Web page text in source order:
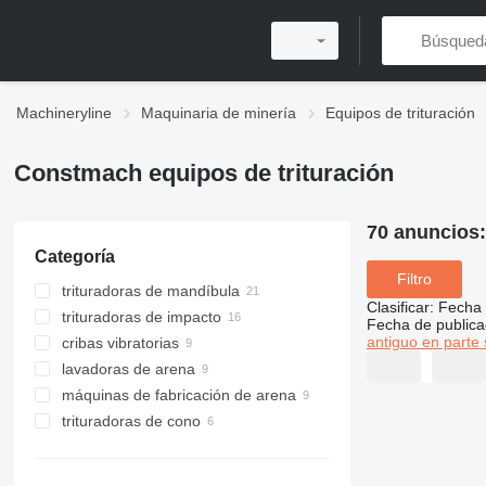
Machineryline Maquinaria de minería Equipos de trituración
Constmach equipos de trituración
Categoría
trituradoras de mandíbula
trituradoras de impacto
trituradoras de impacto de eje
horizontal
cribas vibratorias
lavadoras de arena
máquinas de fabricación de arena
trituradoras de cono
70 anuncios:
Filtro
Clasificar: Fecha
Fecha de
antiguo en parte